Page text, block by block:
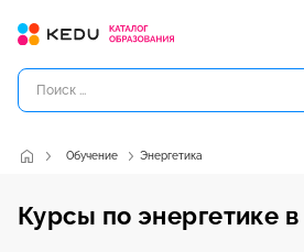
Обучение Энергетика
Курсы по энергетике